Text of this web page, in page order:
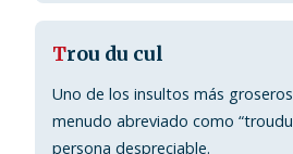
Trou du cul
Uno de los insultos más
menudo abreviado como
persona despreciable.